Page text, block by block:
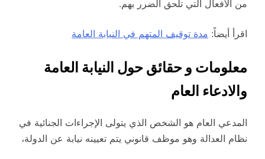
من الأفعال التي تلحق الضرر بهم.
اقرأ أيضاً: مدة توقيف المتهم في النيابة العامة
معلومات و حقائق حول النيابة العامة
والادعاء العام
المدعي العام هو الشخص الذي يتولى الإجراءات الجنائية في
نظام العدالة وهو موظف قانوني يتم تعيينه نيابة عن الدولة،